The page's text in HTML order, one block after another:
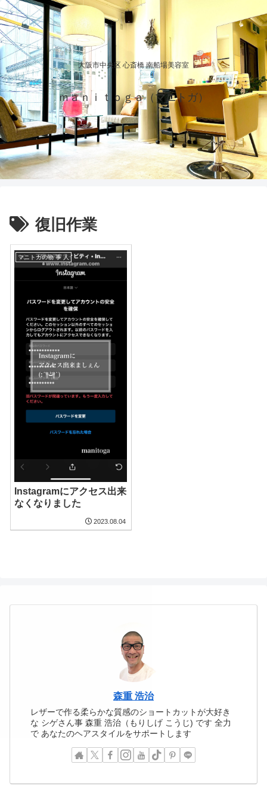
大阪市中央区 心斎橋 南船場美容室
ｍａｎｉｔｏｇａ（マニトガ）
復旧作業
マニトガの物 事 人
Instagramにアクセス出来
なくなりました
2023.08.04
森重 浩治
レザーで作る柔らかな質感のショートカットが大好き
な シゲさん事 森重 浩治（もりしげ こうじ) です 全力
で あなたのヘアスタイルをサポートします